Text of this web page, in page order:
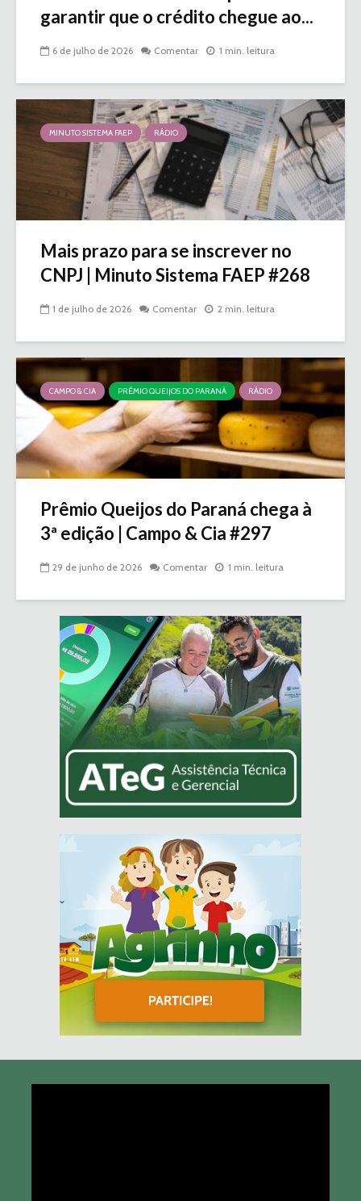
garantir que o crédito chegue ao...
6 de julho de 2026 Comentar 1 min. leitura
MINUTO SISTEMA FAEP RÁDIO
Mais prazo para se inscrever no
CNPJ | Minuto Sistema FAEP #268
1 de julho de 2026 Comentar 2 min. leitura
CAMPO & CIA PRÊMIO QUEIJOS DO PARANÁ RÁDIO
Prêmio Queijos do Paraná chega à
3ª edição | Campo & Cia #297
29 de junho de 2026 Comentar 1 min. leitura